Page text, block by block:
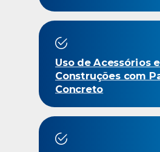
Uso de Acessórios
Construções com
Concreto